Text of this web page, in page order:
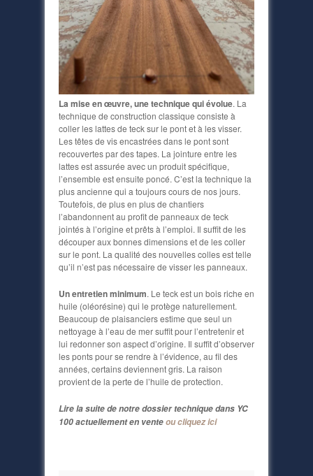
La mise en œuvre, une technique qui évolue. La
technique de construction classique consiste à
coller les lattes de teck sur le pont et à les visser.
Les têtes de vis encastrées dans le pont sont
recouvertes par des tapes. La jointure entre les
lattes est assurée avec un produit spécifique,
l’ensemble est ensuite poncé. C’est la technique la
plus ancienne qui a toujours cours de nos jours.
Toutefois, de plus en plus de chantiers
l’abandonnent au profit de panneaux de teck
jointés à l’origine et prêts à l’emploi. Il suffit de les
découper aux bonnes dimensions et de les coller
sur le pont. La qualité des nouvelles colles est telle
qu’il n’est pas nécessaire de visser les panneaux.
Un entretien minimum. Le teck est un bois riche en
huile (oléorésine) qui le protège naturellement.
Beaucoup de plaisanciers estime que seul un
nettoyage à l’eau de mer suffit pour l’entretenir et
lui redonner son aspect d’origine. Il suffit d’observer
les ponts pour se rendre à l’évidence, au fil des
années, certains deviennent gris. La raison
provient de la perte de l’huile de protection.
Lire la suite de notre dossier technique dans YC
100 actuellement en venteou cliquez ici